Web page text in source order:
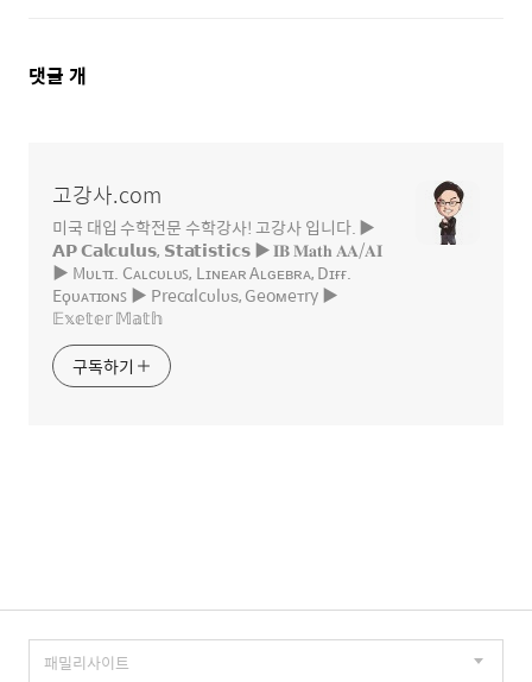
댓
댓글 개
고강사.com
미국 대입 수학전문 수학강사! 고강사 입니다. ▶
𝗔𝗣 𝗖𝗮𝗹𝗰𝘂𝗹𝘂𝘀, 𝗦𝘁𝗮𝘁𝗶𝘀𝘁𝗶𝗰𝘀 ▶ 𝐈𝐁 𝐌𝐚𝐭𝐡 𝐀𝐀/𝐀𝐈
▶ Mᴜʟᴛɪ. Cᴀʟᴄᴜʟᴜꜱ, Lɪɴᴇᴀʀ Aʟɢᴇʙʀᴀ, Dɪғғ.
Eϙᴜᴀᴛɪᴏɴꜱ ▶ Precαlcυlυѕ, Geoмeтry ▶
𝔼𝕩𝕖𝕥𝕖𝕣 𝕄𝕒𝕥𝕙
구독하기